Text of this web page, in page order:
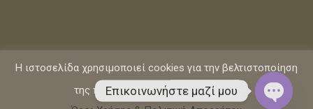
Αρχική Επικοινωνία
Όροι Χρήσης & Πολιτική Απορρήτου
Η Διαιτολόγος
Η ιστοσελίδα χρησιμοποιεί cookies για την βελτιστοποίηση
της πλοήγησής σας.
Αποδέχομαι
Επικοινωνήστε μαζί μου